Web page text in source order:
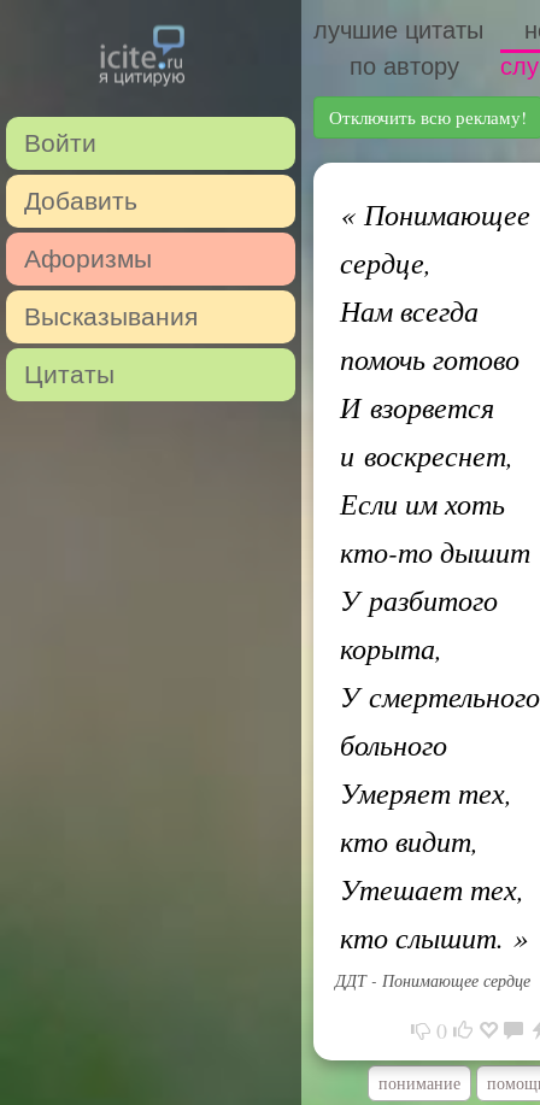
Войти
Добавить
Афоризмы
Высказывания
Цитаты
лучшие цитаты
по автору
Отключить всю рекламу!
«Понимающее
сердце,
Нам всегда
помочь готово
И взорвется
и воскреснет,
Если им хоть
кто-то дышит
У разбитого
корыта,
У смертельного
больного
Умеряет тех,
кто видит,
Утешает тех,
кто слышит. »
ДДТ - Понимающее сердце
0
понимание